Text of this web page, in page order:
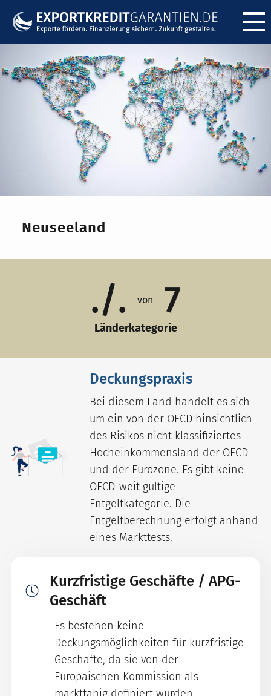
Neuseeland
./. von 7
Länderkategorie
Deckungspraxis
Bei diesem Land handelt es sich
um ein von der OECD hinsichtlich
des Risikos nicht klassifiziertes
Hocheinkommensland der OECD
und der Eurozone. Es gibt keine
OECD-weit gültige
Entgeltkategorie. Die
Entgeltberechnung erfolgt anhand
eines Markttests.
Kurzfristige Geschäfte / APG-
Geschäft
Es bestehen keine
Deckungsmöglichkeiten für kurzfristige
Geschäfte, da sie von der
Europäischen Kommission als